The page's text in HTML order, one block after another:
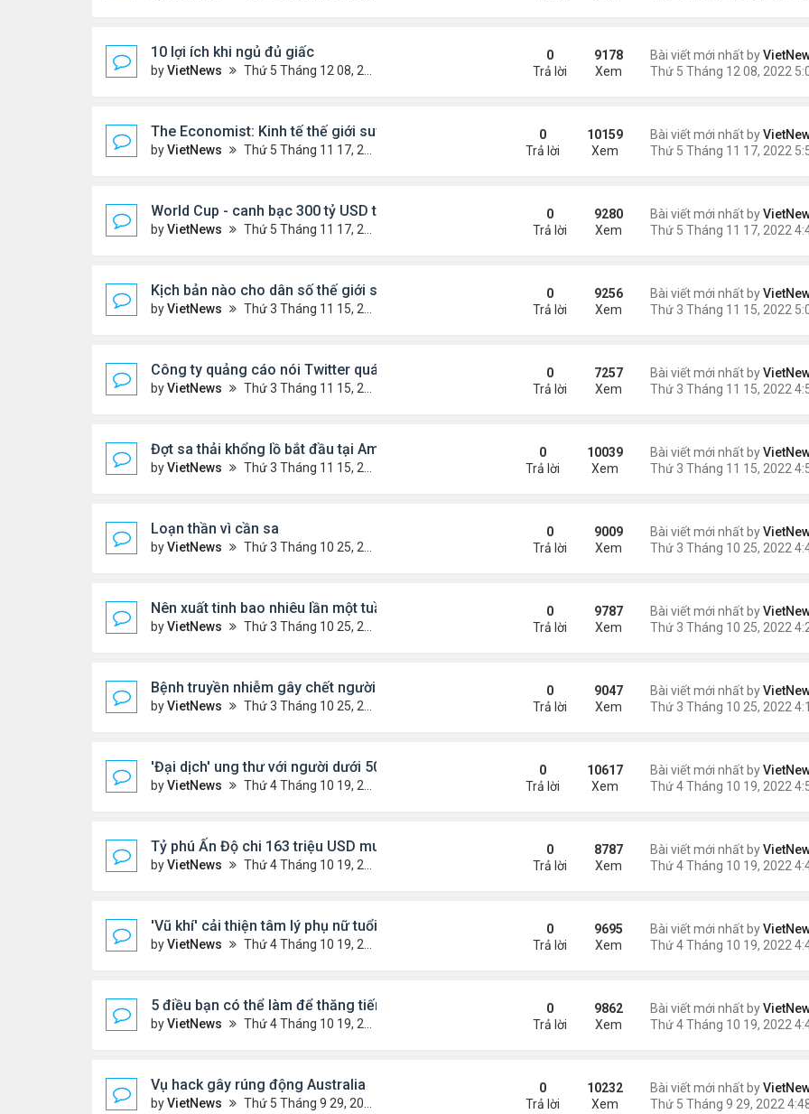
10 lợi ích khi ngủ đủ giấc
byVietNews Thứ 5 Tháng 12 08, 2022 5:04 pm
Bài viết mới nhất by
0
Trả lời
9178
Xem
The Economist: Kinh tế thế giới suy thoái vẫn chưa ngăn được lạm phát
byVietNews Thứ 5 Tháng 11 17, 2022 5:51 pm
Bài viết mới nhất by
0
Trả lời
10159
Xem
World Cup - canh bạc 300 tỷ USD thay đổi hình ảnh Qatar
byVietNews Thứ 5 Tháng 11 17, 2022 4:48 pm
Bài viết mới nhất by
0
Trả lời
9280
Xem
Kịch bản nào cho dân số thế giới sau mốc 8 tỷ người?
byVietNews Thứ 3 Tháng 11 15, 2022 5:02 pm
Bài viết mới nhất by
0
Trả lời
9256
Xem
Công ty quảng cáo nói Twitter quá rủi ro
byVietNews Thứ 3 Tháng 11 15, 2022 4:56 pm
Bài viết mới nhất by
0
Trả lời
7257
Xem
Đợt sa thải khổng lồ bắt đầu tại Amazon
byVietNews Thứ 3 Tháng 11 15, 2022 4:54 pm
Bài viết mới nhất by
0
Trả lời
10039
Xem
Loạn thần vì cần sa
byVietNews Thứ 3 Tháng 10 25, 2022 4:45 pm
Bài viết mới nhất by
0
Trả lời
9009
Xem
Nên xuất tinh bao nhiêu lần một tuần?
byVietNews Thứ 3 Tháng 10 25, 2022 4:24 pm
Bài viết mới nhất by
0
Trả lời
9787
Xem
Bệnh truyền nhiễm gây chết người nhiều nhất thế giới quay lại
byVietNews Thứ 3 Tháng 10 25, 2022 4:19 pm
Bài viết mới nhất by
0
Trả lời
9047
Xem
'Đại dịch' ung thư với người dưới 50 tuổi
byVietNews Thứ 4 Tháng 10 19, 2022 4:51 pm
Bài viết mới nhất by
0
Trả lời
10617
Xem
Tỷ phú Ấn Độ chi 163 triệu USD mua biệt thự đắt nhất Dubai
byVietNews Thứ 4 Tháng 10 19, 2022 4:44 pm
Bài viết mới nhất by
0
Trả lời
8787
Xem
'Vũ khí' cải thiện tâm lý phụ nữ tuổi mãn kinh
byVietNews Thứ 4 Tháng 10 19, 2022 4:42 pm
Bài viết mới nhất by
0
Trả lời
9695
Xem
5 điều bạn có thể làm để thăng tiến sự nghiệp
byVietNews Thứ 4 Tháng 10 19, 2022 4:40 pm
Bài viết mới nhất by
0
Trả lời
9862
Xem
Vụ hack gây rúng động Australia
byVietNews Thứ 5 Tháng 9 29, 2022 4:48 pm
Bài viết mới nhất by
0
Trả lời
10232
Xem